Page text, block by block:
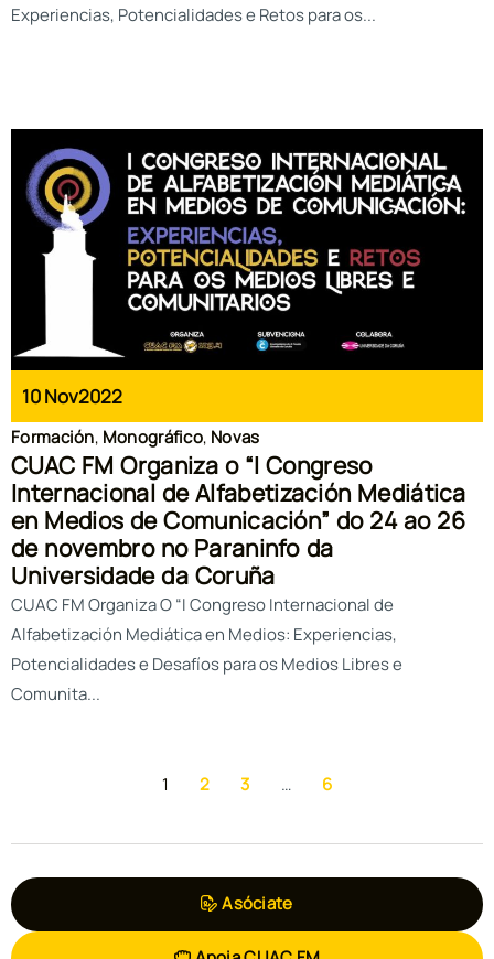
Experiencias, Potencialidades e Retos para os...
10 Nov2022
Formación, Monográfico, Novas
CUAC FM Organiza o “I Congreso
Internacional de Alfabetización Mediática
en Medios de Comunicación” do 24 ao 26
de novembro no Paraninfo da
Universidade da Coruña
CUAC FM Organiza O “I Congreso Internacional de
Alfabetización Mediática en Medios: Experiencias,
Potencialidades e Desafíos para os Medios Libres e
Comunita...
1 2 3 … 6
Asóciate